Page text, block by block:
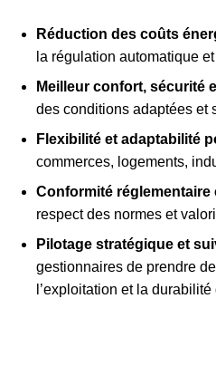
Réduction des coûts
la régulation automatique
Meilleur confort, sécurité
des conditions adaptées et
Flexibilité et adaptabilité
commerces, logements,
Conformité
respect des normes et
Pilotage stratégique et
gestionnaires de prendre
l’exploitation et la